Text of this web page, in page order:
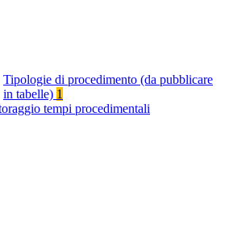
Tipologie di procedimento (da pubblicare
in tabelle) 1
tempi procedimentali